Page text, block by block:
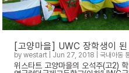
[고양마을] UWC 장학생이 된
by westart Jun 27, 2018 국내아동
위스타트 고양마을의 오석주(고